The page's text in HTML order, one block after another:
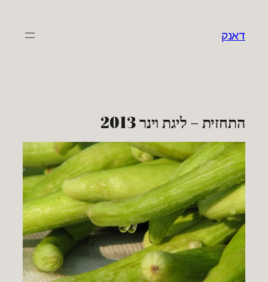
דאנק
התחזית – ליגת וינר 2013